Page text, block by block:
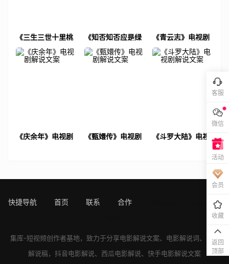
《三生三世十里桃
案
《知否知否应是绿
说文案
《青云志》电视剧
《庆余年》电视剧
《甄嬛传》电视剧
《斗罗大陆》电视
快捷导航 首页 联系 合作
[!---page.sta
集库-短视频创作者基地，致力于分享电影解说文案、 电影解说词、
电影
解说稿， 抖音电影解说、 西瓜电影解说、 快手电影解说文案
客服
微信
活动
会员
收藏
返回
顶部